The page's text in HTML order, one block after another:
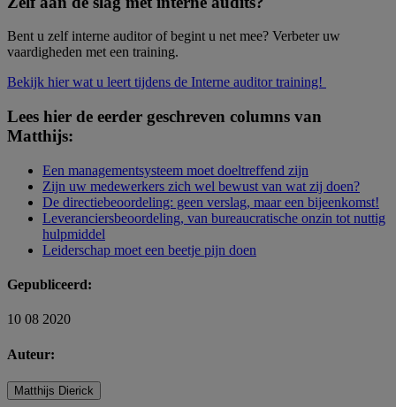
Bent u zelf interne auditor of begint u net mee? Verbeter uw
vaardigheden met een training.
Bekijk hier wat u leert tijdens de Interne auditor training!
Lees hier de eerder geschreven columns van
Matthijs:
Een managementsysteem moet doeltreffend zijn
Zijn uw medewerkers zich wel bewust van wat zij doen?
De directiebeoordeling: geen verslag, maar een bijeenkomst!
Leveranciersbeoordeling, van bureaucratische onzin tot nuttig
hulpmiddel
Leiderschap moet een beetje pijn doen
Gepubliceerd:
10 08 2020
Auteur:
Matthijs Dierick